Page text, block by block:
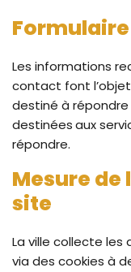
Les informations
contact font
destiné à
destinéesaux
répondre.
Mesure
site
La ville collecte les
via des cookies à